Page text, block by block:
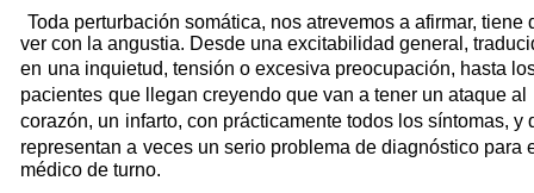
Toda perturbación somática, nos atrevemos a afirmar, tiene
ver con la angustia. Desde una excitabilidad general,
en una inquietud, tensión o excesiva preocupación, hasta
pacientes que llegan creyendo que van a tener un ataque al
corazón, un infarto, con prácticamente todos los síntomas, y
representan a veces un serio problema de diagnóstico para
médico de turno.